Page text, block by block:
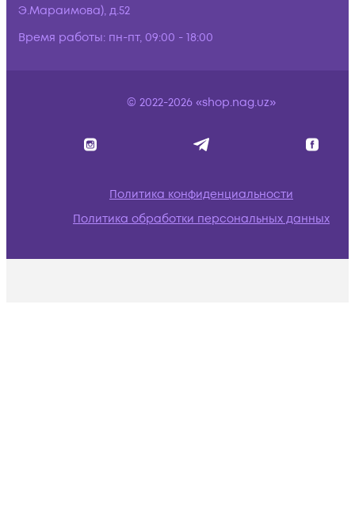
Э.Мараимова), д.52
Время работы: пн-пт, 09:00 - 18:00
© 2022-2026 «shop.nag.uz»
Политика конфиденциальности
Политика обработки персональных данных